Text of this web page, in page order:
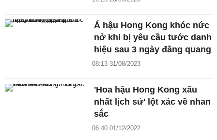
Á hậu Hong Kong khóc nức
nở khi bị yêu cầu tước danh
hiệu sau 3 ngày đăng quang
08:13 31/08/2023
'Hoa hậu Hong Kong xấu
nhất lịch sử' lột xác về nhan
sắc
06:40 01/12/2022